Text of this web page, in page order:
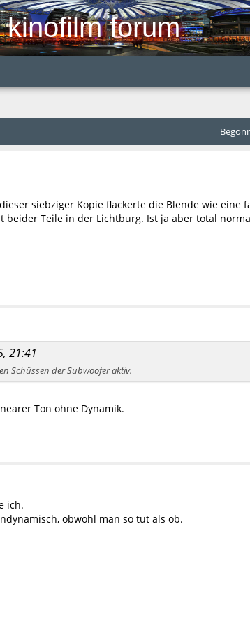
kinofilm forum
siebziger Kopie flackerte die Blende wie eine
beider Teile in der Lichtburg. Ist ja aber total
21:41
Schüssen der Subwoofer aktiv.
Ton ohne Dynamik.
ich.
obwohl man so tut als ob.